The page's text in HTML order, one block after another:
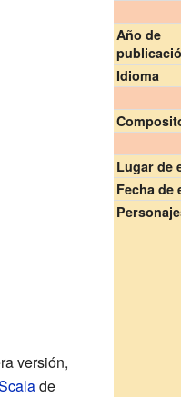
Año de
Idioma
Lugar de
Fecha de
versión,
de